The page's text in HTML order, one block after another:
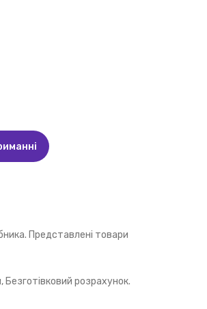
Представлені товари
розрахунок.